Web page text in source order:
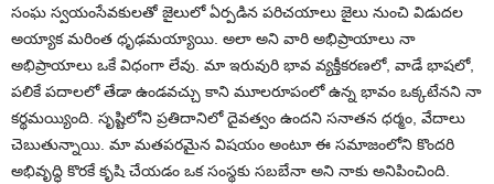
సంఘ స్వయంసేవకులతో జైలులో ఏర్పడిన పరిచయాలు జైలు నుంచి విడుదల
అయ్యాక మరింత ధృఢమయ్యాయి. అలా అని వారి అభిప్రాయాలు నా
అభిప్రాయాలు ఒకే విధంగా లేవు. మా ఇరువురి భావ వ్యక్తీకరణలో, వాడే భాషలో,
పలికే పదాలలో తేడా ఉండవచ్చు కాని మూలరూపంలో ఉన్న భావం ఒక్కటేనని నా
కర్థమయ్యింది. సృష్టిలోని ప్రతిదానిలో దైవత్వం ఉందని సనాతన ధర్మం, వేదాలు
చెబుతున్నాయి. మా మతపరమైన విషయం అంటూ ఈ సమాజంలోని కొందరి
అభివృద్ధి కొరకే కృషి చేయడం ఒక సంస్థకు సబబేనా అని నాకు అనిపించింది.